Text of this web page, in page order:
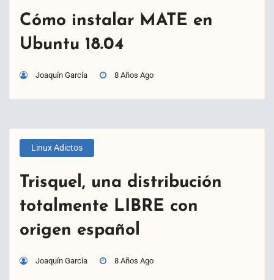
Cómo instalar MATE en
Ubuntu 18.04
Joaquín García 8 Años Ago
Linux Adictos
Trisquel, una distribución
totalmente LIBRE con
origen español
Joaquín García 8 Años Ago